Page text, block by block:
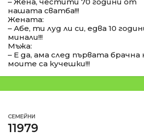
нашата сватба!!!
Жената:
– Абе, ти луд ли си, едва 10
минали!!!
Мъжа:
– Е да, ама след първата
моите са кучешки!!!
СЕМЕЙНИ
11979